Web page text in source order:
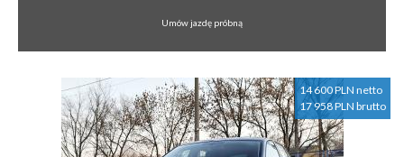
Umów jazdę próbną
14 600 PLN netto
17 958 PLN brutto